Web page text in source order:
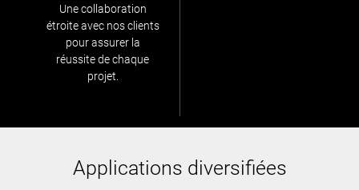
Une collaboration
étroite avec nos clients
pour assurer la
réussite de chaque
projet.
Applications diversifiées